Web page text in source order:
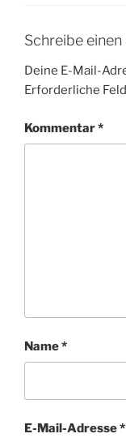
Schreibe
Deine E-Mail-
Erforderliche
Kommentar*
Name*
E-Mail-Adresse*